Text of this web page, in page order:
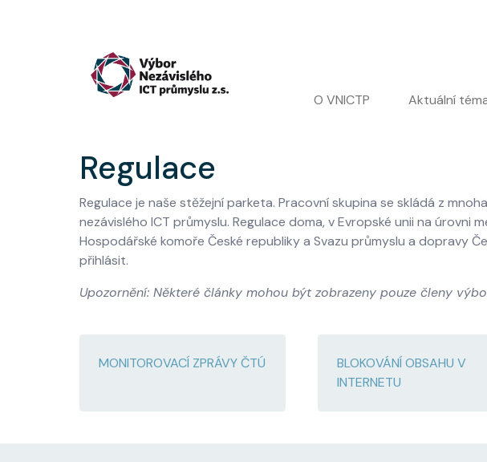
Main navigation
O VNICTP Aktuální
Regulace
Regulace je naše stěžejní parketa. Pracovní skupina se skládá z
nezávislého ICT průmyslu. Regulace doma, v Evropské unii na
Hospodářské komoře České republiky a Svazu průmyslu a dopravy
přihlásit.
Upozornění: Některé články mohou být zobrazeny pouze členy
MONITOROVACÍ ZPRÁVY ČTÚ
BLOKOVÁNÍ OBSAHU V
INTERNETU